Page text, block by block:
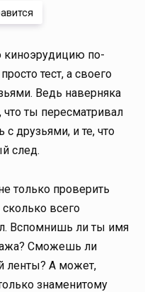
киноэрудицию по-
тест, а своего
Ведь наверняка
что ты пересматривал
с друзьями, и те, что
след.
только проверить
всего
Вспомнишь ли ты имя
Сможешь ли
ленты? А может,
знаменитому